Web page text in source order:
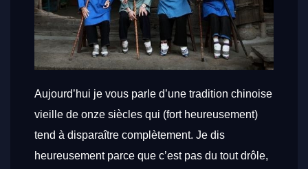
Aujourd’hui je vous parle d’une tradition chinoise
vieille de onze siècles qui (fort heureusement)
tend à disparaître complètement. Je dis
heureusement parce que c’est pas du tout drôle,